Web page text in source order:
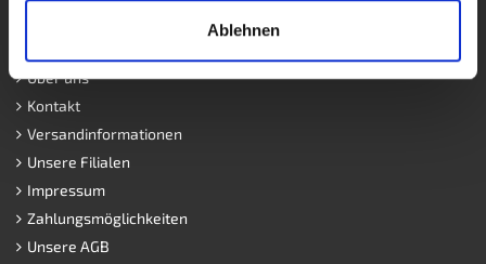
Ablehnen
Über uns
Kontakt
Versandinformationen
Unsere Filialen
Impressum
Zahlungsmöglichkeiten
Unsere AGB